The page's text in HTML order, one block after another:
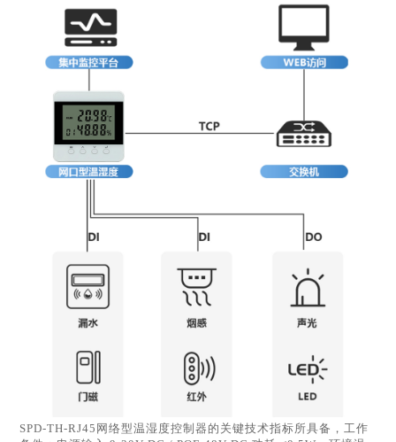
SPD-TH-RJ45网络型温湿度控制器的关键技术指标所具备，工作